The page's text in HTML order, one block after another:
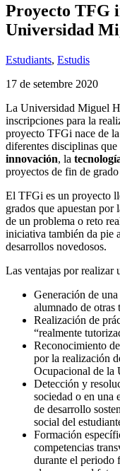
Proyecto TFG
Universidad
Estudiants, Estudis
17 de setembre 2020
La Universidad Miguel
inscripciones para la
proyecto TFGi nace de
diferentes disciplinas que
innovación, la
proyectos de fin de
El TFGi es un proyecto
grados que apuestan
de un problema o reto
iniciativa también da pie
desarrollos novedosos.
Las ventajas por realizar
Generación de
alumnado de otras
Realización de
“realmente
Reconocimiento
por la realización
Ocupacional de la
Detección y
sociedad o en una
de desarrollo
social del
Formación
competencias
durante el periodo